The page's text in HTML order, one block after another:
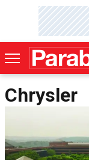
Chrysler